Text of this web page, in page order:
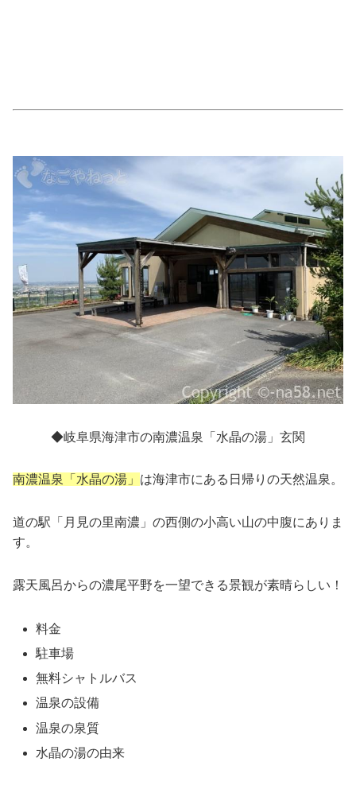
◆岐阜県海津市の南濃温泉「水晶の湯」玄関
南濃温泉「水晶の湯」 は海津市にある日帰りの天然温泉。
道の駅「月見の里南濃」の西側の小高い山の中腹にありま
す。
露天風呂からの濃尾平野を一望できる景観が素晴らしい！
料金
駐車場
無料シャトルバス
温泉の設備
温泉の泉質
水晶の湯の由来